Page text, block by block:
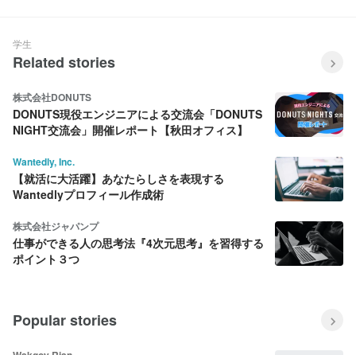
学生
Related stories
株式会社DONUTS
DONUTS現役エンジニアによる交流会「DONUTS
NIGHT交流会」開催レポート【秋田オフィス】
Wantedly, Inc.
【就活に大活躍】あなたらしさを表現する
Wantedlyプロフィール作成術
株式会社ジャパンプ
仕事ができる人の思考法『4次元思考』を習得する
ポイント３つ
Popular stories